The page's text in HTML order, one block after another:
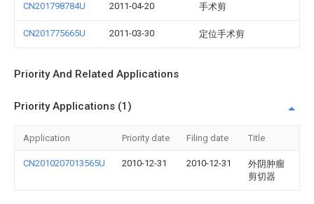
CN201798784U 2011-04-20 手术剪
CN201775665U 2011-03-30 定位手术剪
Priority And Related Applications
Priority Applications (1)
Application Priority date Filing date Title
CN2010207013565U 2010-12-31 2010-12-31
外阴肿瘤
剪切器